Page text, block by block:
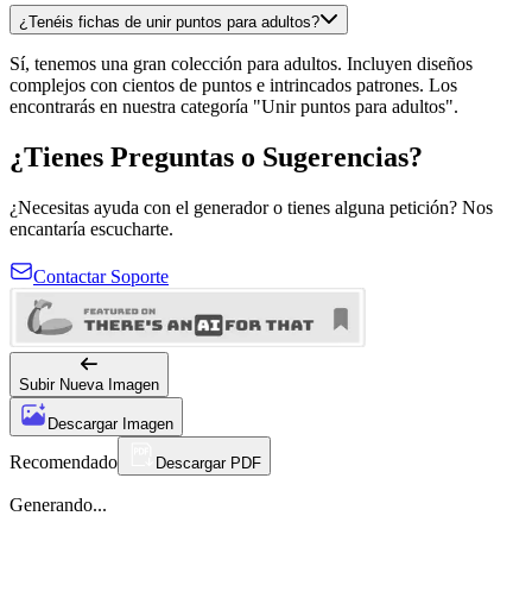
¿Tenéis fichas de unir puntos para adultos?
Sí, tenemos una gran colección para adultos. Incluyen diseños
complejos con cientos de puntos e intrincados patrones. Los
encontrarás en nuestra categoría "Unir puntos para adultos".
¿Tienes Preguntas o Sugerencias?
¿Necesitas ayuda con el generador o tienes alguna petición? Nos
encantaría escucharte.
Contactar Soporte
Subir Nueva Imagen
Descargar Imagen
Recomendado Descargar PDF
Generando...